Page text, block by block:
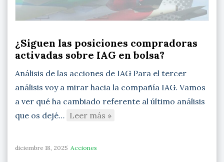
¿Siguen las posiciones compradoras
activadas sobre IAG en bolsa?
Análisis de las acciones de IAG Para el tercer
análisis voy a mirar hacia la compañía IAG. Vamos
a ver qué ha cambiado referente al último análisis
que os dejé… Leer más »
diciembre 18, 2025 Acciones